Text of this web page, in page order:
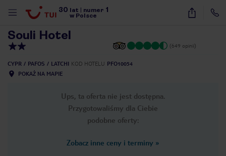
30 lat numer 1
w Polsce
10
Souli Hotel
(649 opinii)
CYPR PAFOS LATCHI KOD HOTELU PFO10054
POKAŻ NA MAPIE
Ups, ta oferta nie jest dostępna.
Przygotowaliśmy dla Ciebie
podobne oferty:
Zobacz inne ceny i terminy »